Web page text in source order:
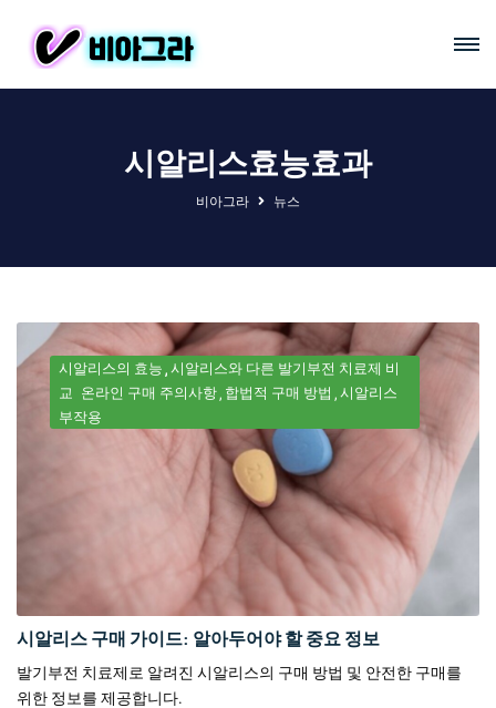
시알리스효능효과
비아그라 뉴스
시알리스의 효능 시알리스와 다른 발기부전 치료제 비
교 온라인 구매 주의사항 합법적 구매 방법 시알리스
부작용
시알리스 구매 가이드: 알아두어야 할 중요 정보
발기부전 치료제로 알려진 시알리스의 구매 방법 및 안전한 구매를
위한 정보를 제공합니다.